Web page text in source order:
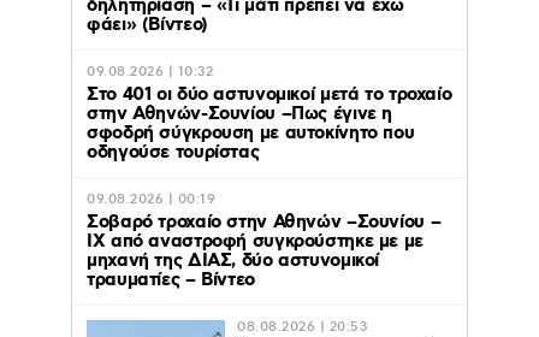
δηλητηρίαση – «Τι μάτι πρέπει να έχω
φάει» (Βίντεο)
09.08.2026 | 10:32
Στο 401 οι δύο αστυνομικοί μετά το τροχαίο
στην Αθηνών-Σουνίου –Πως έγινε η
σφοδρή σύγκρουση με αυτοκίνητο που
οδηγούσε τουρίστας
09.08.2026 | 00:19
Σοβαρό τροχαίο στην Αθηνών –Σουνίου –
ΙΧ από αναστροφή συγκρούστηκε με με
μηχανή της ΔΙΑΣ, δύο αστυνομικοί
τραυματίες – Βίντεο
08.08.2026 | 20:53